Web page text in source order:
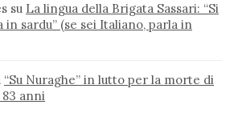
su La lingua della Brigata Sassari: “Si
in sardu” (se sei Italiano, parla in
“Su Nuraghe” in lutto per la morte di
anni